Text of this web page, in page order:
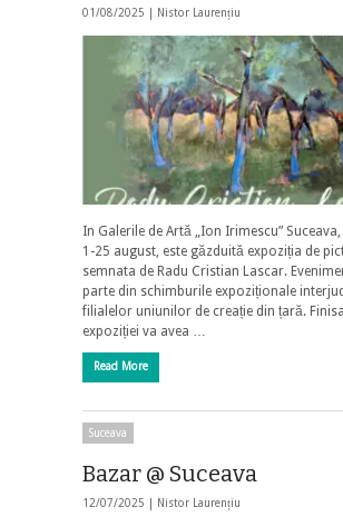
01/08/2025 | Nistor Laurențiu
In Galerile de Artă „Ion Irimescu”
1-25 august, este găzduită expoziția de
semnata de Radu Cristian Lascar.
parte din schimburile expoziționale
filialelor uniunilor de creație din țară.
expoziției va avea …
Read More
Suceava
Bazar @ Suceava
12/07/2025 | Nistor Laurențiu